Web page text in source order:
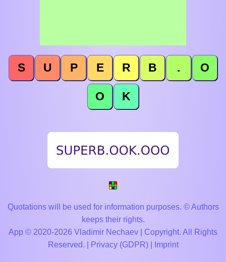
S U P E R B . O
O K
Quotations will be used for information purposes. © Authors
keeps their rights.
App © 2020-2026 Vladimir Nechaev | Copyright. All Rights
Reserved. |
Privacy (GDPR)| Imprint